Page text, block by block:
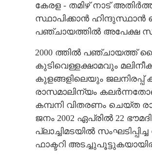
കേരള - തമിഴ് നാട്
സ്ഥാപിക്കാൻ ഹിന്ദുസ്ഥാൻ
പഞ്ചായത്തിൽ അപേക്ഷ
2000 ത്തിൽ പഞ്ചായത്ത്
കുടിവെള്ളക്ഷാമവും
കുളങ്ങളിലെയും
രാസമാലിന്യം
കമ്പനി വിതരണം ചെയ്ത
ജനം 2002 ഏപ്രിൽ 22
പ്ലാച്ചിമടയിൽ
ഫാക്ടറി